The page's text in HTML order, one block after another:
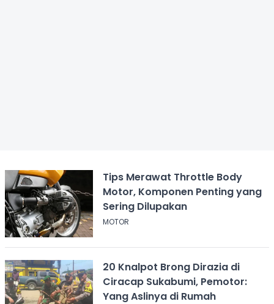
Tips Merawat Throttle Body
Motor, Komponen Penting yang
Sering Dilupakan
MOTOR
20 Knalpot Brong Dirazia di
Ciracap Sukabumi, Pemotor:
Yang Aslinya di Rumah